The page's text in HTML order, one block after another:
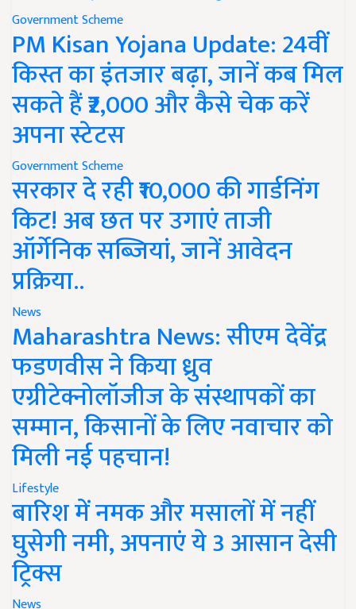
Government Scheme
PM Kisan Yojana Update: 24वीं
किस्त का इंतजार बढ़ा, जानें कब मिल
सकते हैं ₹2,000 और कैसे चेक करें
अपना स्टेटस
Government Scheme
सरकार दे रही ₹10,000 की गार्डनिंग
किट! अब छत पर उगाएं ताजी
ऑर्गेनिक सब्जियां, जानें आवेदन
प्रक्रिया..
News
Maharashtra News: सीएम देवेंद्र
फडणवीस ने किया ध्रुव
एग्रीटेक्नोलॉजीज के संस्थापकों का
सम्मान, किसानों के लिए नवाचार को
मिली नई पहचान!
Lifestyle
बारिश में नमक और मसालों में नहीं
घुसेगी नमी, अपनाएं ये 3 आसान देसी
ट्रिक्स